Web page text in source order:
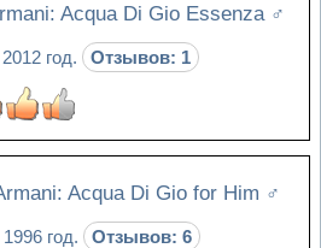
Acqua Di Gio Essenza ♂
2012 год. Отзывов: 1
Acqua Di Gio for Him ♂
1996 год. Отзывов: 6